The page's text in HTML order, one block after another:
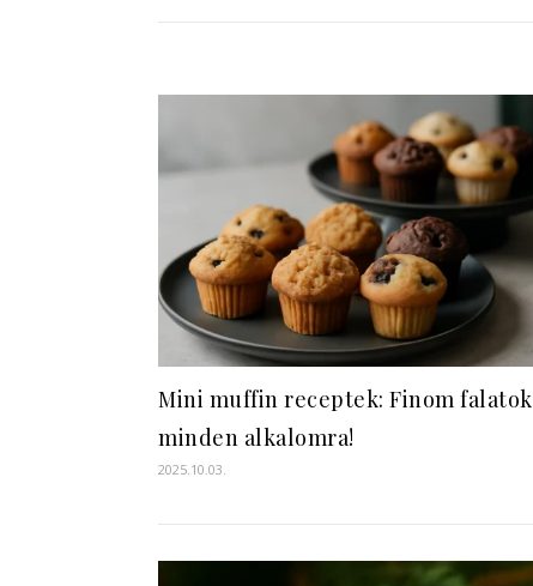
Mini muffin receptek: Finom falatok
minden alkalomra!
2025.10.03.